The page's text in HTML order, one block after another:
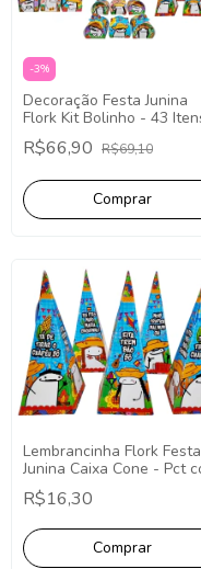
-3%
Decoração Festa Junina
Flork Kit Bolinho - 43
R$66,90 R$69,10
Lembrancinha Flork Festa
Junina Caixa Cone - Pct
10
R$16,30